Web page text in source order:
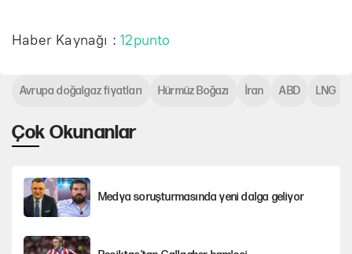
Haber Kaynağı :12punto
Çok Okunanlar
Medya soruşturmasında yeni dalga geliyor
Avrupa doğalgaz fiyatları Hürmüz Boğazı İran ABD LNG